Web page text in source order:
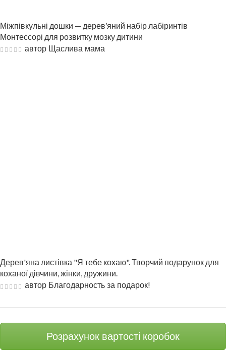
Міжпівкульні дошки — дерев’яний набір лабіринтів
Монтессорі для розвитку мозку дитини
автор Щаслива мама
Дерев'яна листівка "Я тебе кохаю". Творчий подарунок для
коханої дівчини, жінки, дружини.
автор Благодарность за подарок!
Розрахунок вартості коробок